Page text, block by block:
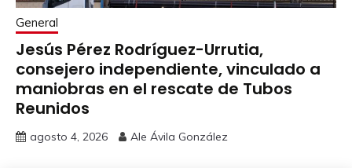
General
Jesús Pérez Rodríguez-Urrutia,
consejero independiente, vinculado a
maniobras en el rescate de Tubos
Reunidos
agosto 4, 2026 Ale Ávila González